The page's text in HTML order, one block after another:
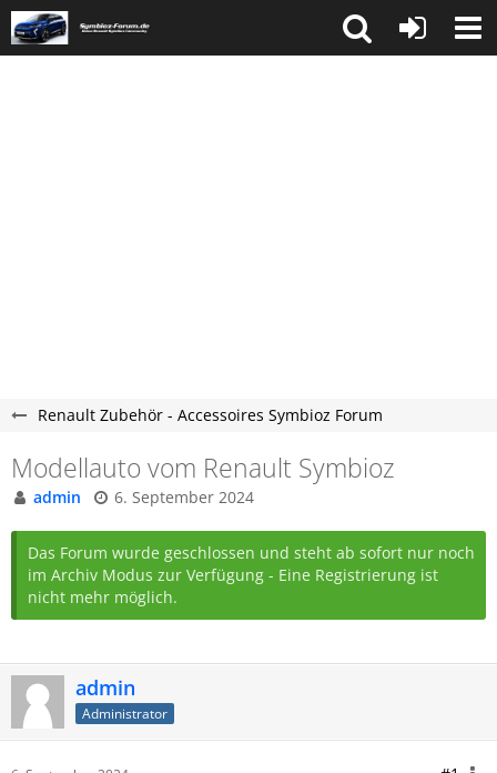
Renault Zubehör - Accessoires Symbioz Forum
Modellauto vom Renault Symbioz
admin 6. September 2024
Das Forum wurde geschlossen und steht ab sofort nur noch
im Archiv Modus zur Verfügung - Eine Registrierung ist
nicht mehr möglich.
admin
Administrator